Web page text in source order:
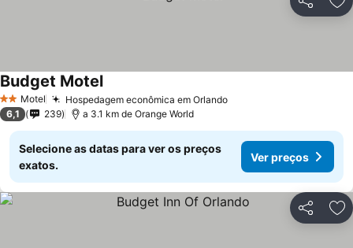
Partilhar
2 Estrelas
Motel Hospedagem econômica em OrlandoVer preços
Budget MotelVer preços
6,1 239 a 3.1 km de Orange World
Selecione as datas para ver os preços
exatos.
Ver preços
Partilhar